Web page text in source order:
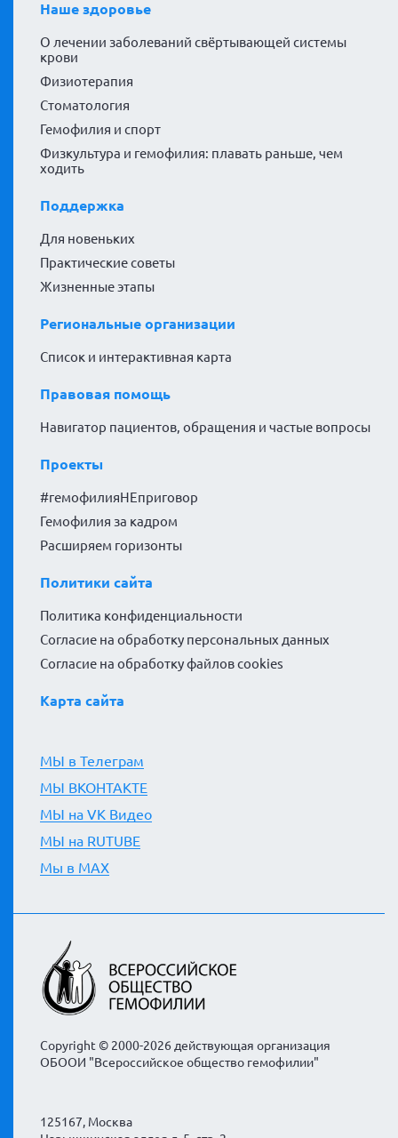
Наше здоровье
О лечении заболеваний свёртывающей системы
крови
Физиотерапия
Стоматология
Гемофилия и спорт
Физкультура и гемофилия: плавать раньше, чем
ходить
Поддержка
Для новеньких
Практические советы
Жизненные этапы
Региональные организации
Список и интерактивная карта
Правовая помощь
Навигатор пациентов, обращения и частые вопросы
Проекты
#гемофилияНЕприговор
Гемофилия за кадром
Расширяем горизонты
Политики сайта
Политика конфиденциальности
Согласие на обработку персональных данных
Согласие на обработку файлов cookies
Карта сайта
МЫ в Телеграм
МЫ ВКОНТАКТЕ
МЫ на VK Видео
МЫ на RUTUBE
Мы в MAX
Copyright © 2000-2026 действующая организация
ОБООИ "Всероссийское общество гемофилии"
125167, Москва